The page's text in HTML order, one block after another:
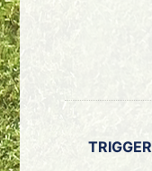
TRIGGER